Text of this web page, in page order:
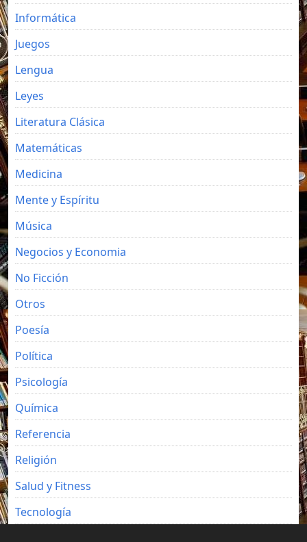
Informática
Juegos
Lengua
Leyes
Literatura Clásica
Matemáticas
Medicina
Mente y Espíritu
Música
Negocios y Economia
No Ficción
Otros
Poesía
Política
Psicología
Química
Referencia
Religión
Salud y Fitness
Tecnología